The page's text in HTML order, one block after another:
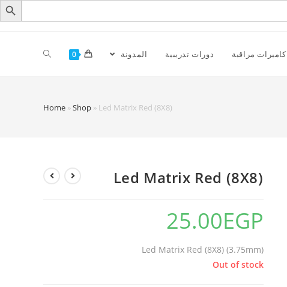
كاميرات مراقبة دورات تدريبية المدونة 0
Home »Shop » Led Matrix Red (8X8)
Led Matrix Red (8X8)
25.00EGP
Led Matrix Red (8X8) (3.75mm)
Out of stock